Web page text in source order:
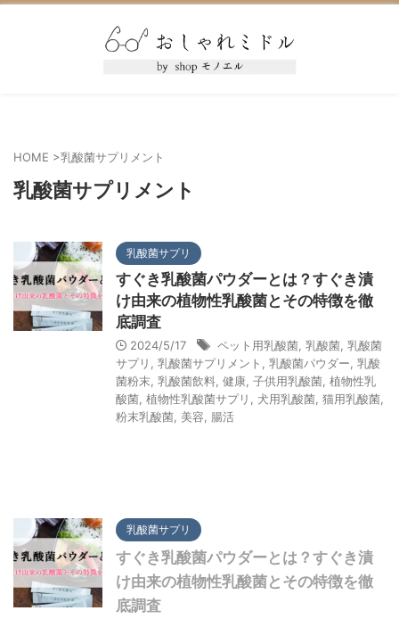
HOME >乳酸菌サプリメント
乳酸菌サプリメント
乳酸菌サプリ
すぐき乳酸菌パウダーとは？すぐき漬
け由来の植物性乳酸菌とその特徴を徹
底調査
2024/5/17 ペット用乳酸菌 乳酸菌 乳酸菌
サプリ
乳酸菌サプリメント 乳酸菌パウダー 乳酸
菌粉末 乳酸菌飲料 健康 子供用乳酸菌 植物性乳
酸菌 植物性乳酸菌サプリ 犬用乳酸菌 猫用乳酸菌
粉末乳酸菌 美容 腸活
乳酸菌サプリ
すぐき乳酸菌パウダーとは？すぐき漬
け由来の植物性乳酸菌とその特徴を徹
底調査